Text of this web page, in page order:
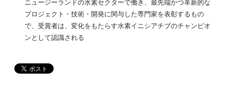
プロジェクト・技術・開発に関与した専門家を表彰するもの
で、受賞者は、変化をもたらす水素イニシアチブのチャンピオ
ンとして認識される